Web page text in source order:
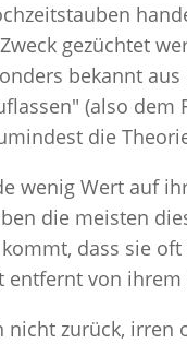
gezüchtet
bekannt
(also dem
die
wenig Wert auf
die meisten
dass sie
entfernt von
nicht zurück,